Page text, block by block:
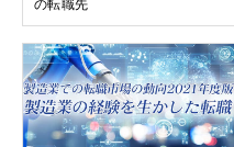
の転職先